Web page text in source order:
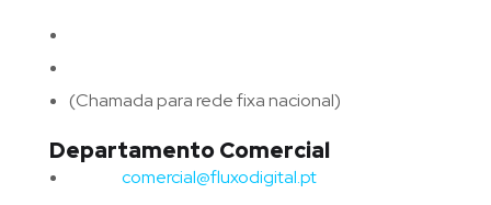
(Chamada para rede fixa nacional)
Departamento Comercial
comercial@fluxodigital.pt